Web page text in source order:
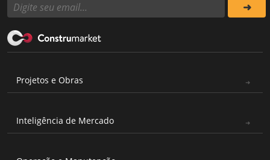
Projetos e Obras
Inteligência de Mercado